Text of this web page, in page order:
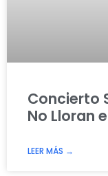
Concierto
No Lloran
LEER MÁS →